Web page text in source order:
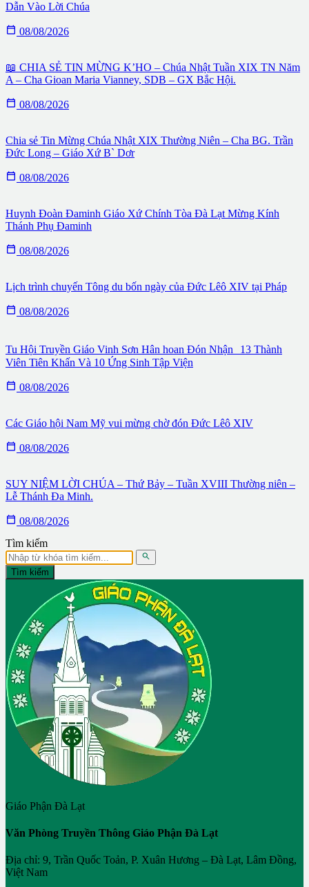
Dẫn Vào Lời Chúa
 08/08/2026
📖 CHIA SẺ TIN MỪNG K’HO – Chúa Nhật Tuần XIX TN Năm
A – Cha Gioan Maria Vianney, SDB – GX Bắc Hội.
 08/08/2026
Chia sẻ Tin Mừng Chúa Nhật XIX Thường Niên – Cha BG. Trần
Đức Long – Giáo Xứ B` Dơr
 08/08/2026
Huynh Đoàn Đaminh Giáo Xứ Chính Tòa Đà Lạt Mừng Kính
Thánh Phụ Đaminh
 08/08/2026
Lịch trình chuyến Tông du bốn ngày của Đức Lêô XIV tại Pháp
 08/08/2026
Tu Hội Truyền Giáo Vinh Sơn Hân hoan Đón Nhận 13 Thành
Viên Tiên Khấn Và 10 Ứng Sinh Tập Viện
 08/08/2026
Các Giáo hội Nam Mỹ vui mừng chờ đón Đức Lêô XIV
 08/08/2026
SUY NIỆM LỜI CHÚA – Thứ Bảy – Tuần XVIII Thường niên –
Lễ Thánh Đa Minh.
 08/08/2026
Tìm kiếm

Tìm kiếm
Giáo Phận Đà Lạt
Văn Phòng Truyền Thông Giáo Phận Đà Lạt
Địa chỉ: 9, Trần Quốc Toản, P. Xuân Hương – Đà Lạt, Lâm Đồng,
Việt Nam